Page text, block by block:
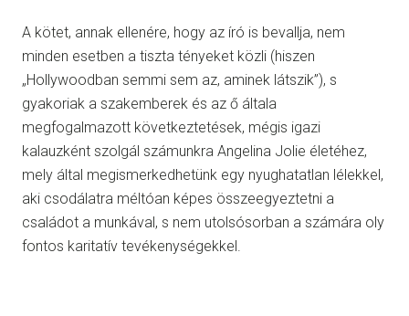
A kötet, annak ellenére, hogy az író is bevallja, nem
minden esetben a tiszta tényeket közli (hiszen
„Hollywoodban semmi sem az, aminek látszik”), s
gyakoriak a szakemberek és az ő általa
megfogalmazott következtetések, mégis igazi
kalauzként szolgál számunkra Angelina Jolie életéhez,
mely által megismerkedhetünk egy nyughatatlan lélekkel,
aki csodálatra méltóan képes összeegyeztetni a
családot a munkával, s nem utolsósorban a számára oly
fontos karitatív tevékenységekkel.